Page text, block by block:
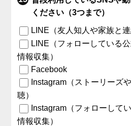
ください（3つまで）
LINE（友人知人や家族と連
LINE（フォローしている
情報収集）
Facebook
Instagram（ストーリーズ
聴）
Instagram（フォローして
情報収集）